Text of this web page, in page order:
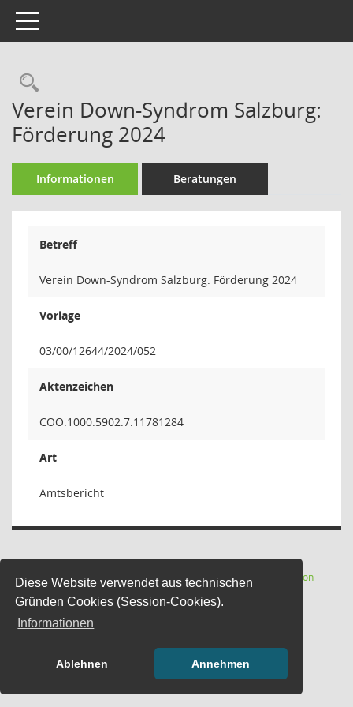
Diese Website verwendet aus technischen
Gründen Cookies (Session-Cookies).
Informationen
Ablehnen Annehmen
Toggle navigation
Rechercheauswahl
Verein Down-Syndrom Salzburg:
Förderung 2024
Informationen Beratungen
Betreff
Verein Down-Syndrom Salzburg: Förderung 2024
Vorlage
03/00/12644/2024/052
Aktenzeichen
COO.1000.5902.7.11781284
Art
Amtsbericht
Software:Sitzungsdienst Session(Wird in